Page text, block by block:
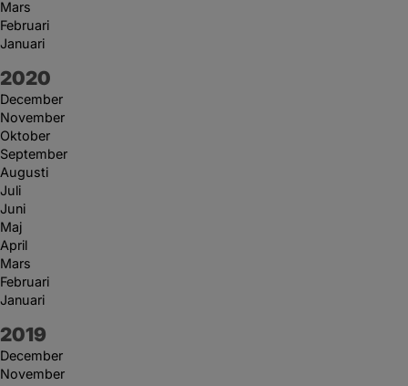
Mars
Februari
Januari
År:
2020
December
November
Oktober
September
Augusti
Juli
Juni
Maj
April
Mars
Februari
Januari
År:
2019
December
November